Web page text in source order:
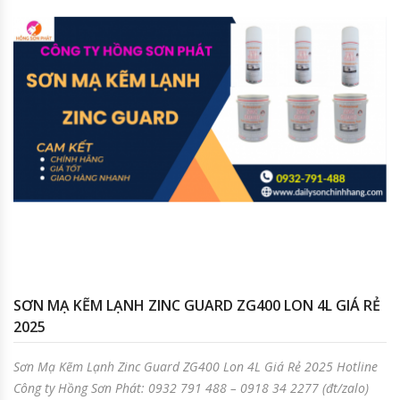
SƠN MẠ KẼM LẠNH ZINC GUARD ZG400 LON 4L GIÁ RẺ
2025
Sơn Mạ Kẽm Lạnh Zinc Guard ZG400 Lon 4L Giá Rẻ 2025 Hotline
Công ty Hồng Sơn Phát: 0932 791 488 – 0918 34 2277 (đt/zalo)